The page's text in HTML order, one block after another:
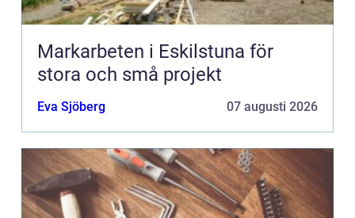
Markarbeten i Eskilstuna för
stora och små projekt
Eva Sjöberg 07 augusti 2026